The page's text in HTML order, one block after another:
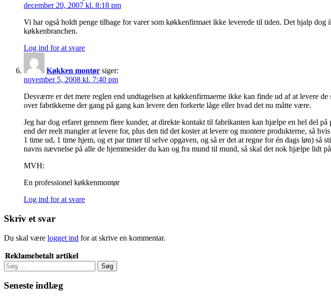
december 20, 2007 kl. 8:18 pm
Vi har også holdt penge tilbage for varer som køkkenfirmaet ikke leverede til tiden. Det hjalp
køkkenbranchen.
Log ind for at svare
Køkken montør siger:
november 5, 2008 kl. 7:40 pm
Desværre er det mere reglen end undtagelsen at køkkenfirmaerne ikke kan finde ud af at levere
over fabrikkerne der gang på gang kan levere den forkerte låge eller hvad det nu måtte være.
Jeg har dog erfaret gennem flere kunder, at direkte kontakt til fabrikanten kan hjælpe en hel del
end der reelt mangler at levere for, plus den tid det koster at levere og montere produkterne, så
1 time ud, 1 time hjem, og et par timer til selve opgaven, og så er det at regne for én dags løn) så
navns nævnelse på alle de hjemmesider du kan og fra mund til mund, så skal det nok hjælpe lidt på
MVH:
En professionel køkkenmontør
Log ind for at svare
Skriv et svar
Du skal være logget ind for at skrive en kommentar.
Søg
efter:
Seneste indlæg